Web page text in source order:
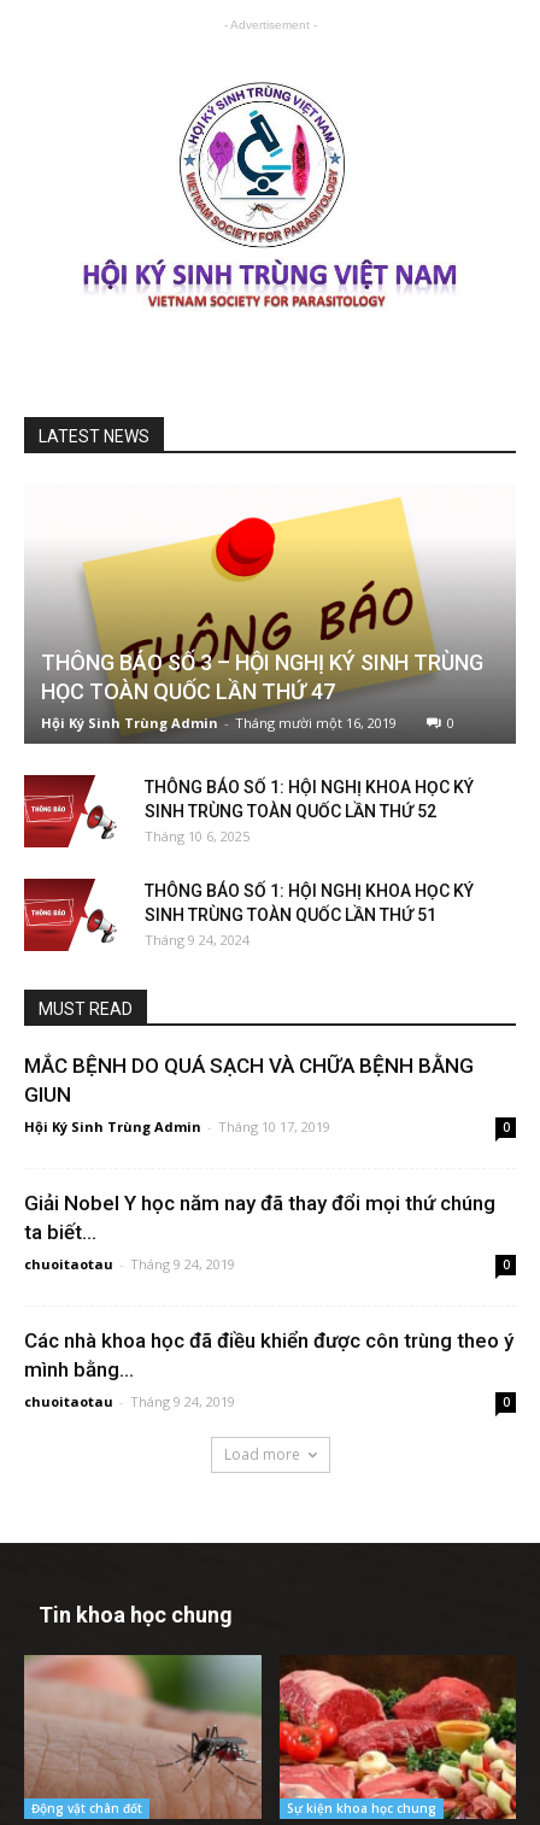
- Advertisement -
LATEST NEWS
THÔNG BÁO SỐ 3 – HỘI NGHỊ KÝ SINH TRÙNG
HỌC TOÀN QUỐC LẦN THỨ 47
Hội Ký Sinh Trùng Admin - Tháng mười một 16, 2019 0
THÔNG BÁO SỐ 1: HỘI NGHỊ KHOA HỌC KÝ
SINH TRÙNG TOÀN QUỐC LẦN THỨ 52
Tháng 10 6, 2025
THÔNG BÁO SỐ 1: HỘI NGHỊ KHOA HỌC KÝ
SINH TRÙNG TOÀN QUỐC LẦN THỨ 51
Tháng 9 24, 2024
MUST READ
MẮC BỆNH DO QUÁ SẠCH VÀ CHỮA BỆNH BẰNG
GIUN
Hội Ký Sinh Trùng Admin - Tháng 10 17, 2019 0
Giải Nobel Y học năm nay đã thay đổi mọi thứ chúng
ta biết...
chuoitaotau - Tháng 9 24, 2019 0
Các nhà khoa học đã điều khiển được côn trùng theo ý
mình bằng...
chuoitaotau - Tháng 9 24, 2019 0
Load more
Tin khoa học chung
Động vật chân đốt Sự kiện khoa học chung